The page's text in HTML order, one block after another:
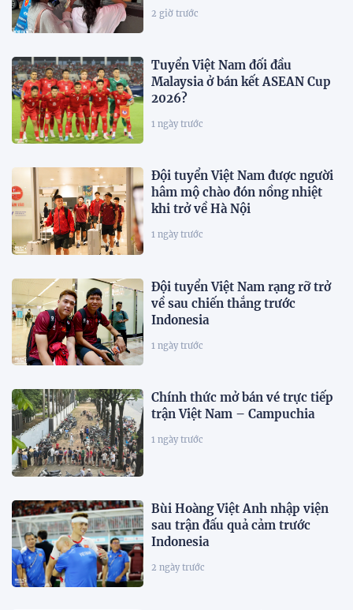
2 giờ trước
Tuyển Việt Nam đối đầu
Malaysia ở bán kết ASEAN Cup
2026?
1 ngày trước
Đội tuyển Việt Nam được người
hâm mộ chào đón nồng nhiệt
khi trở về Hà Nội
1 ngày trước
Đội tuyển Việt Nam rạng rỡ trở
về sau chiến thắng trước
Indonesia
1 ngày trước
Chính thức mở bán vé trực tiếp
trận Việt Nam – Campuchia
1 ngày trước
Bùi Hoàng Việt Anh nhập viện
sau trận đấu quả cảm trước
Indonesia
2 ngày trước